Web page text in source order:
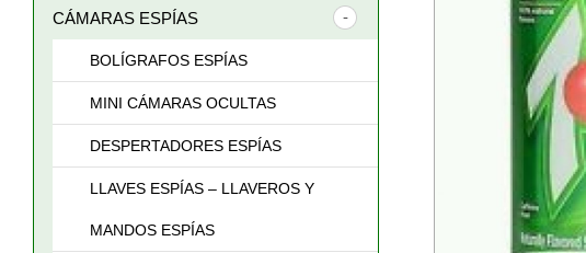
CÁMARAS ESPÍAS
BOLÍGRAFOS ESPÍAS
MINI CÁMARAS OCULTAS
DESPERTADORES ESPÍAS
LLAVES ESPÍAS – LLAVEROS Y
MANDOS ESPÍAS